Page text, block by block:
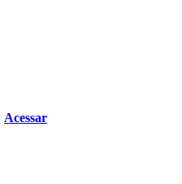
Acessar